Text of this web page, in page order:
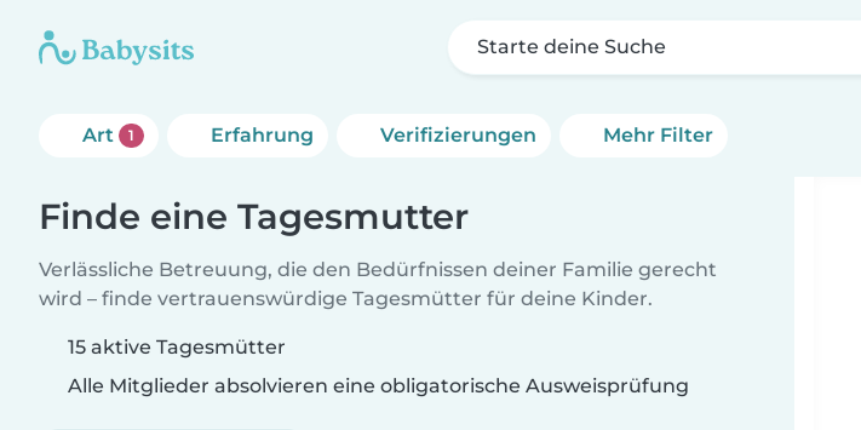
Starte deine Suche
Art 1 Erfahrung Verifizierungen Mehr Filter
Finde eine Tagesmutter
Verlässliche Betreuung, die den Bedürfnissen deiner Familie gerecht
wird – finde vertrauenswürdige Tagesmütter für deine Kinder.
15 aktive Tagesmütter
Alle Mitglieder absolvieren eine obligatorische Ausweisprüfung